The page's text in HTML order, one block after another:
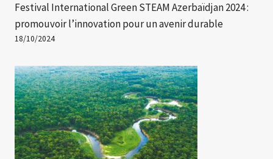
Festival International Green STEAM Azerbaïdjan 2024 :
promouvoir l’innovation pour un avenir durable
18/10/2024